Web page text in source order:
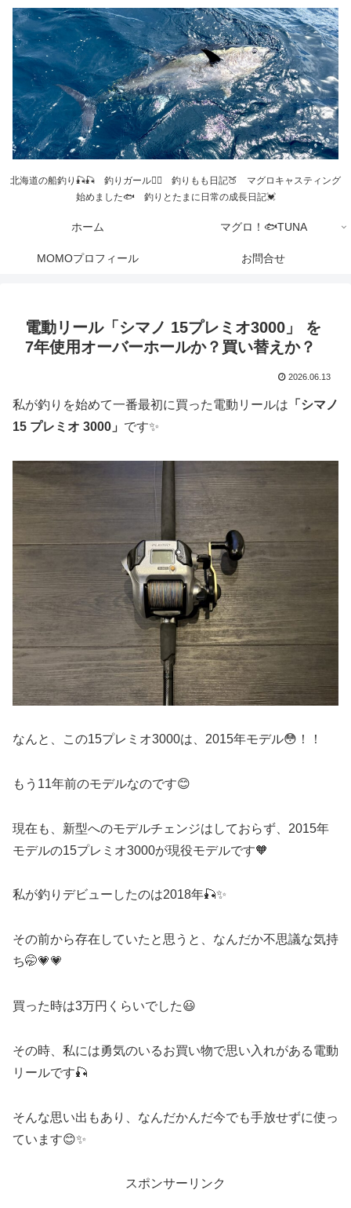
北海道の船釣り🎣🎣 釣りガール💁‍♀️ 釣りもも日記🍑 マグロキャスティング
始めました🐟 釣りとたまに日常の成長日記💓
ホーム マグロ！🐟TUNA
MOMOプロフィール お問合せ
電動リール「シマノ 15プレミオ3000」 を
7年使用オーバーホールか？買い替えか？
2026.06.13
私が釣りを始めて一番最初に買った電動リールは 「シマノ
15 プレミオ 3000」 です✨
なんと、この15プレミオ3000は、2015年モデル😳！！
もう11年前のモデルなのです😊
現在も、新型へのモデルチェンジはしておらず、2015年
モデルの15プレミオ3000が現役モデルです🧡
私が釣りデビューしたのは2018年🎣✨
その前から存在していたと思うと、なんだか不思議な気持
ち🤭💗💗
買った時は3万円くらいでした😃
その時、私には勇気のいるお買い物で思い入れがある電動
リールです🎣
そんな思い出もあり、なんだかんだ今でも手放せずに使っ
ています😊✨
スポンサーリンク